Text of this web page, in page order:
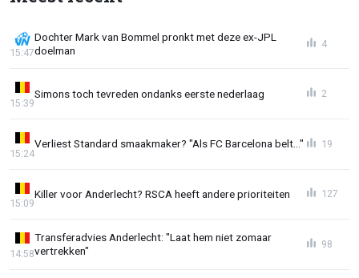
Dochter Mark van Bommel pronkt met deze ex-JPL
doelman
15:47
4
Simons toch tevreden ondanks eerste nederlaag
15:39
2
Verliest Standard smaakmaker? "Als FC Barcelona belt..."
15:24
19
Killer voor Anderlecht? RSCA heeft andere prioriteiten
15:09
127
Transferadvies Anderlecht: "Laat hem niet zomaar
vertrekken"
14:58
98